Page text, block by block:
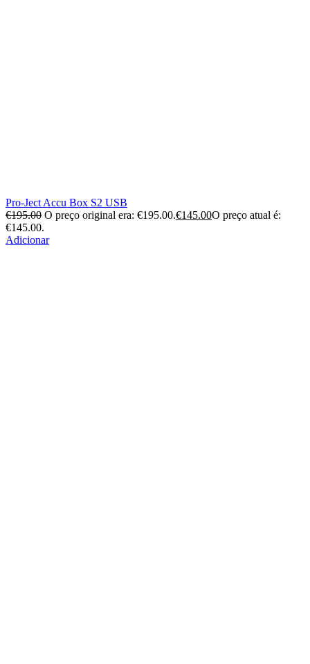
Pro-Ject Accu Box S2 USB
€195.00 O preço original era: €195.00.€145.00O preço atual é:
€145.00.
Adicionar